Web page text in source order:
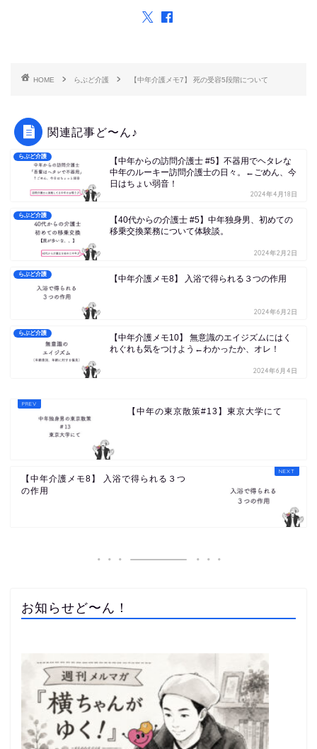
HOME らぶど介護 【中年介護メモ7】 死の受容5段階について
関連記事ど〜ん♪
らぶど介護
【中年からの訪問介護士 #5】不器用でヘタレな
中年のルーキー訪問介護士の日々。←ごめん、今
日はちょい弱音！
2024年4月18日
らぶど介護
【40代からの介護士 #5】中年独身男、初めての
移乗交換業務について体験談。
2024年2月2日
らぶど介護 【中年介護メモ8】 入浴で得られる３つの作用
2024年6月2日
らぶど介護
【中年介護メモ10】 無意識のエイジズムにはく
れぐれも気をつけよう←わかったか、オレ！
2024年6月4日
【中年の東京散策#13】東京大学にて
【中年介護メモ8】 入浴で得られる３つ
の作用
お知らせど〜ん！